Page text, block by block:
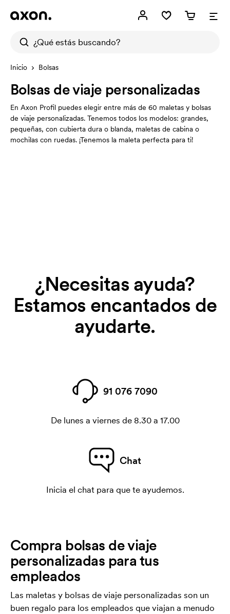
Inicio Bolsas
Bolsas de viaje personalizadas
En Axon Profil puedes elegir entre más de 60 maletas y bolsas
de viaje personalizadas. Tenemos todos los modelos: grandes,
pequeñas, con cubierta dura o blanda, maletas de cabina o
mochilas con ruedas. ¡Tenemos la maleta perfecta para ti!
¿Necesitas ayuda?
Estamos encantados de
ayudarte.
91 076 7090
De lunes a viernes de 8.30 a 17.00
Chat
Inicia el chat para que te ayudemos.
Compra bolsas de viaje
personalizadas para tus
empleados
Las maletas y bolsas de viaje personalizadas son un
buen regalo para los empleados que viajan a menudo